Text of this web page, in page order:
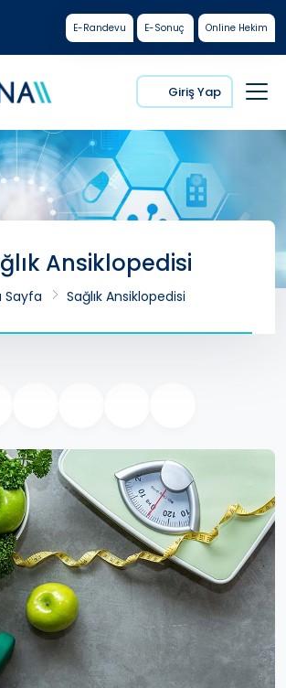
E-Randevu E-Sonuç Online Hekim
Giriş Yap
Ansiklopedisi
Sayfa Sağlık Ansiklopedisi